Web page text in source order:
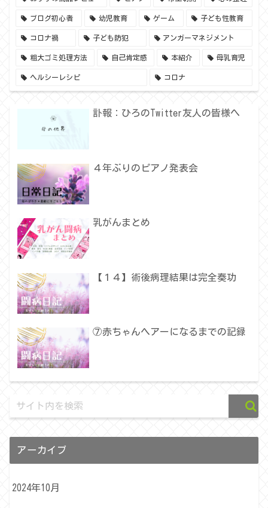
ブログ初心者 幼児教育 ゲーム 子ども性教育
コロナ禍 子ども防犯 アンガーマネジメント
粗大ゴミ処理方法 自己肯定感 本紹介 母乳育児
ヘルシーレシピ コロナ
訃報：ひろのTwitter友人の皆様へ
４年ぶりのピアノ発表会
乳がんまとめ
【１４】術後病理結果は完全奏功
⑦赤ちゃんヘアーになるまでの記録
アーカイブ
2024年10月